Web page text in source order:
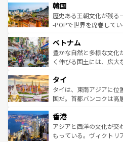
ワイを、存分に味わってほしい。 なお、新着
はコンテンツ一覧を参照
いる。アクティビティも
ビング、ハイキングなど
い。オーストラリアの多
参照してほしい。
ン）、静ひつな山岳地帯
と山間の静けさが共存し
驚きをもたらしてくれる
容にもいいと評判のスイ
が味わえる。 な
照してほしい。
韓国
歴史ある王朝文化が残る
-POPで世界を席巻して
き、地方に足を延ばせば
できる。そして、キムチ
まで、さまざまな韓国料
リティに包まれながら、
わって
覧を参照してほしい。
ベトナム
豊かな自然と多様な文化
く伸びる国土には、広大
急速な発展と共に伝統が
ーチミン市のフランス統
醸し出している。また、
とつ。フォーやバインミ
ひ現地で味わいたい。ど
が旅行者を迎えてくれる
タイ
タイは、東南アジアに位
国だ。首都バンコクは高
の活気が交差している。
帯で自然と触れ合い、南
いビーチでリゾート気分
香港
アジアと西洋の文化が交
もっている。ヴィクトリ